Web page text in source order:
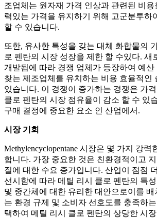
조업체는 원자재 가격 인상과 관련된 비용
력있는 가격을 유지하기 위해 고군분투하
할 수 있습니다.
또한, 유사한 특성을 갖는 대체 화합물의
로 펜탄의 시장 성장을 제한 할 수있다. 새
개발됨에 따라 경쟁 업체가 등장하여 예산
찾는 제조업체를 유치하는 비용 효율적인
있습니다. 이 경쟁이 증가하는 경쟁은 가
클로 펜탄의 시장 점유율이 감소 할 수 있
구매 결정에 중요한 요소 인 산업에서.
시장 기회
Methylencyclopentane 시장은 몇 가지 강력
합니다. 가장 중요한 것은 친환경적이고
질에 대한 수요 증가입니다. 산업이 점점
선시함에 따라 메틸 리시 클로 펜탄의 특
및 중간체에 대한 유리한 대안으로이를 배
는 환경 규제 및 소비자 선호도를 충족하
택하여 메틸 리시 클로 펜탄의 상당한 시